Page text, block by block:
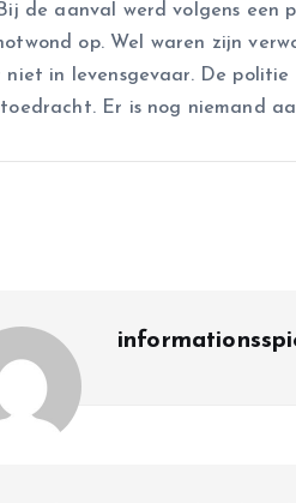
de aanval werd volgens een
op. Wel waren zijn
niet in levensgevaar. De
Er is nog niemand